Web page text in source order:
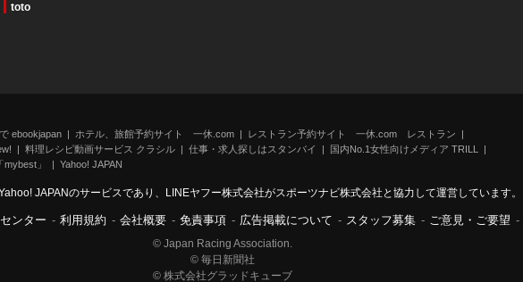
toto
ebookjapan
ホテル、旅館予約サイト 一休.com
レストラン予約サイト 一休.com レストラン
料理レシピ動画サービス クラシル 仕事・求人探しはスタンバイ
国内No.1女性向けメディア TRILL
」
Yahoo! JAPAN
JAPANのサービスであり、LINEヤフー株式会社がスポーツナビ株式会社と協力して運営しています。
ンター - 利用規約 - 会社概要 - 免責事項 - 広告掲載について - スタッフ募集 - ご意見・ご要望 -
© Japan Racing Association.
© 毎日新聞社
© 株式会社グラッドキューブ